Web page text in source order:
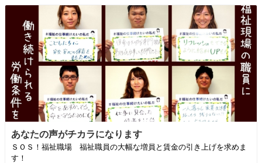
あなたの声がチカラになります
ＳＯＳ！福祉職場 福祉職員の大幅な増員と賃金の引き上げを求めま
す！